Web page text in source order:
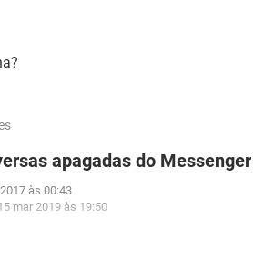
apagadas do Messenger
às 00:43
mar 2019 às 19:50